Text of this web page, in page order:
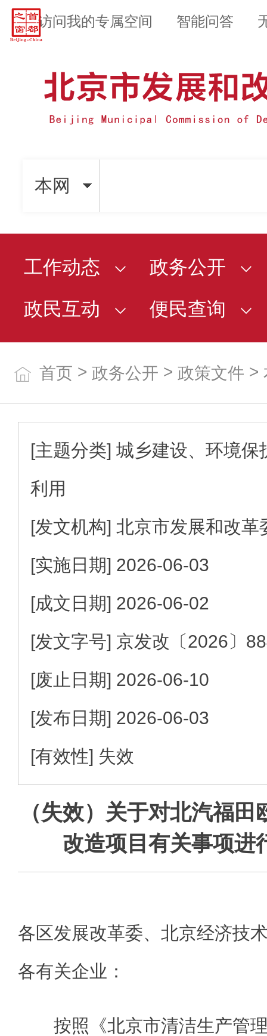
访问我的专属空间 智能问答
本网
工作动态
政务公开
政民互动
便民查询
首页 > 政务公开 > 政策文件 >
[主题分类] 城乡建设、环境保
利用
[发文机构] 北京市发展和改革
[实施日期] 2026-06-03
[成文日期] 2026-06-02
[发文字号] 京发改 〔2026〕
[废止日期] 2026-06-10
[发布日期] 2026-06-03
[有效性] 失效
（失效）关于对北汽福
改造项目有关事项进
各区发展改革委、北京经济技
各有关企业：
按照《北京市清洁生产管